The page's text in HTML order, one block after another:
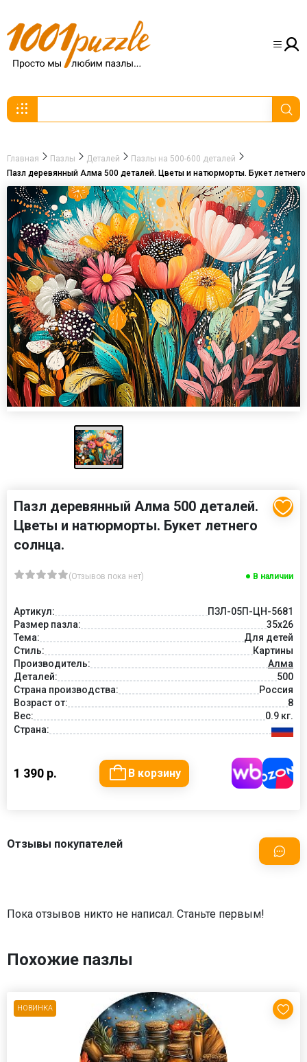
Главная Пазлы Деталей
Пазлы на 500-600 деталей
Пазл деревянный Алма 500 деталей. Цветы и натюрморты. Букет
Пазл деревянный Алма 500 деталей.
Цветы и натюрморты. Букет летнего
солнца.
(Отзывов пока нет) В наличии
Артикул:
ПЗЛ-05П-ЦН-5681
Размер пазла:
35х26
Тема:
Для детей
Стиль:
Картины
Производитель:
Алма
Деталей:
500
Страна производства:
Россия
Возраст от:
8
Вес:
0.9 кг.
Страна:
1 390 р. В корзину
Отзывы покупателей
Пока отзывов никто не написал. Станьте первым!
Похожие пазлы
НОВИНКА